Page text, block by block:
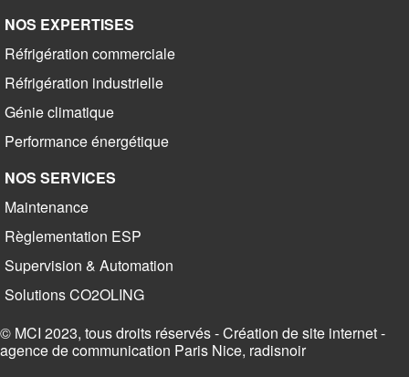
NOS EXPERTISES
Réfrigération commerciale
Réfrigération industrielle
Génie climatique
Performance énergétique
NOS SERVICES
Maintenance
Règlementation ESP
Supervision & Automation
Solutions CO2OLING
© MCI 2023, tous droits réservés -Création de site internet -
agence de communication Paris Nice, radisnoir